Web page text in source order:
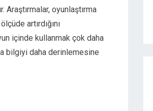
oyunlaştırma
artırdığını
içinde kullanmak çok daha
bilgiyi daha derinlemesine